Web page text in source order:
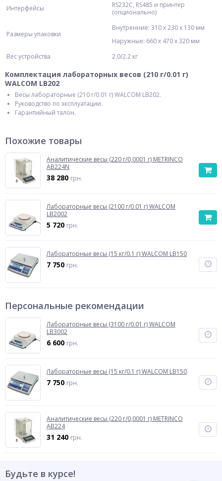
Интерфейсы
RS232С, RS485 и принтер
(опционально)
Размеры упаковки
Внутренние: 310 х 230 х 130 мм
Наружные: 660 х 470 х 320 мм
Вес устройства
2.0/2.2 кг
Комплектация лабораторных весов (210 г/0.01 г)
WALCOM LB202
Весы лабораторные (210 г/0.01 г) WALCOM LB202.
Руководство по эксплуатации.
Гарантийный талон.
Похожие товары
Аналитические весы (220 г/0,0001 г) METRINCO
AB224N
38 280 грн.
Лабораторные весы (2100 г/0.01 г) WALCOM
LB2002
5 720 грн.
Лабораторные весы (15 кг/0.1 г) WALCOM LB150
7 750 грн.
Персональные рекомендации
Лабораторные весы (3100 г/0.01 г) WALCOM
LB3002
6 600 грн.
Лабораторные весы (15 кг/0.1 г) WALCOM LB150
7 750 грн.
Аналитические весы (220 г/0,0001 г) METRINCO
AB224
31 240 грн.
Будьте в курсе!